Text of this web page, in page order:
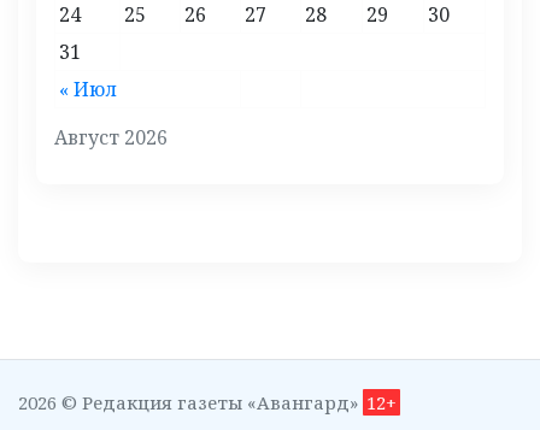
Август 2026
« Июл
24
25 26 27 28 29
30
31
2026 © Редакция газеты «Авангард» 12+